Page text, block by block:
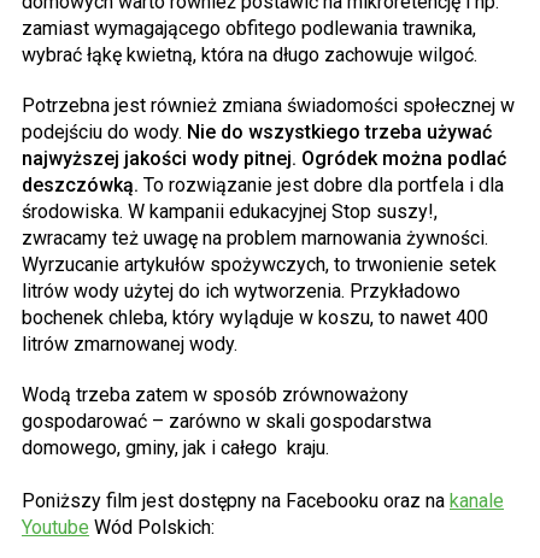
zamiast wymagającego obfitego podlewania trawnika,
wybrać łąkę kwietną, która na długo zachowuje wilgoć.
Potrzebna jest również zmiana świadomości społecznej w
podejściu do wody. Nie do wszystkiego trzeba używać
najwyższej jakości wody pitnej. Ogródek można podlać
deszczówką. To rozwiązanie jest dobre dla portfela i dla
środowiska. W kampanii edukacyjnej Stop suszy!,
zwracamy też uwagę na problem marnowania żywności.
Wyrzucanie artykułów spożywczych, to trwonienie setek
litrów wody użytej do ich wytworzenia. Przykładowo
bochenek chleba, który wyląduje w koszu, to nawet 400
litrów zmarnowanej wody.
Wodą trzeba zatem w sposób zrównoważony
gospodarować – zarówno w skali gospodarstwa
domowego, gminy, jak i całego kraju.
Poniższy film jest dostępny na Facebooku oraz na kanale
Youtube Wód Polskich: